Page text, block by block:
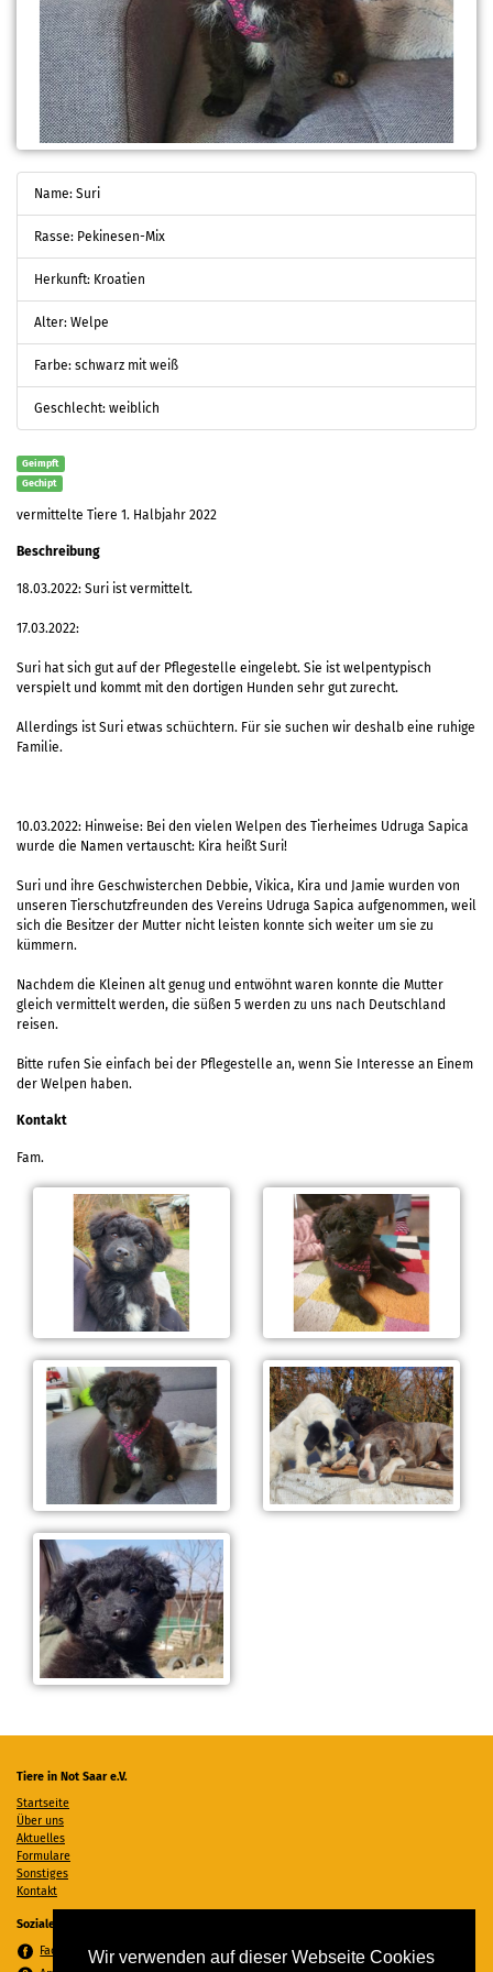
Wir verwenden auf dieser Webseite Cookies
Name: Suri
Rasse: Pekinesen-Mix
Herkunft: Kroatien
Alter: Welpe
Farbe: schwarz mit weiß
Geschlecht: weiblich
Geimpft
Gechipt
vermittelte Tiere 1. Halbjahr 2022
Beschreibung
18.03.2022: Suri ist vermittelt.
17.03.2022:
Suri hat sich gut auf der Pflegestelle eingelebt. Sie ist welpentypisch
verspielt und kommt mit den dortigen Hunden sehr gut zurecht.
Allerdings ist Suri etwas schüchtern. Für sie suchen wir deshalb eine ruhige
Familie.
10.03.2022: Hinweise: Bei den vielen Welpen des Tierheimes Udruga Sapica
wurde die Namen vertauscht: Kira heißt Suri!
Suri und ihre Geschwisterchen Debbie, Vikica, Kira und Jamie wurden von
unseren Tierschutzfreunden des Vereins Udruga Sapica aufgenommen, weil
sich die Besitzer der Mutter nicht leisten konnte sich weiter um sie zu
kümmern.
Nachdem die Kleinen alt genug und entwöhnt waren konnte die Mutter
gleich vermittelt werden, die süßen 5 werden zu uns nach Deutschland
reisen.
Bitte rufen Sie einfach bei der Pflegestelle an, wenn Sie Interesse an Einem
der Welpen haben.
Kontakt
Fam.
Tiere in Not Saar e.V.
Startseite
Über uns
Aktuelles
Formulare
Sonstiges
Kontakt
Soziale Medien
Facebook